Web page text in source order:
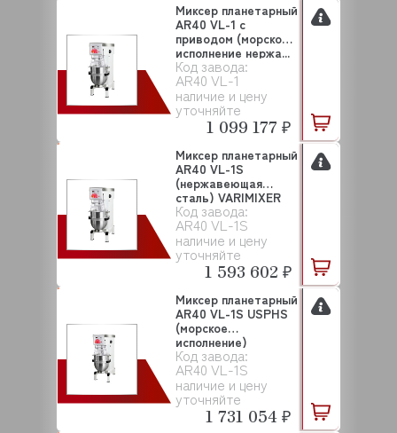
Код завода:
AR40 VL-1
наличие и цену
уточняйте
Миксер планетарный
AR40 VL-1 с
приводом (морское
исполнение нержа...
1 099 177 ₽
Код завода:
AR40 VL-1S
наличие и цену
уточняйте
Миксер планетарный
AR40 VL-1S
(нержавеющая
сталь) VARIMIXER
1 593 602 ₽
Код завода:
AR40 VL-1S
наличие и цену
уточняйте
Миксер планетарный
AR40 VL-1S USPHS
(морское
исполнение)
VARIMIX...
1 731 054 ₽